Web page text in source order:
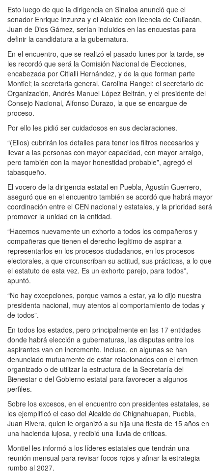
Esto luego de que la dirigencia en Sinaloa anunció que el
senador Enrique Inzunza y el Alcalde con licencia de Culiacán,
Juan de Dios Gámez, serían incluidos en las encuestas para
definir la candidatura a la gubernatura.
En el encuentro, que se realizó el pasado lunes por la tarde, se
les recordó que será la Comisión Nacional de Elecciones,
encabezada por Citlalli Hernández, y de la que forman parte
Montiel; la secretaria general, Carolina Rangel; el secretario de
Organización, Andrés Manuel López Beltrán, y el presidente del
Consejo Nacional, Alfonso Durazo, la que se encargue de
proceso.
Por ello les pidió ser cuidadosos en sus declaraciones.
“(Ellos) cubrirán los detalles para tener los filtros necesarios y
llevar a las personas con mayor capacidad, con mayor arraigo,
pero también con la mayor honestidad probable”, agregó el
tabasqueño.
El vocero de la dirigencia estatal en Puebla, Agustín Guerrero,
aseguró que en el encuentro también se acordó que habrá mayor
coordinación entre el CEN nacional y estatales, y la prioridad será
promover la unidad en la entidad.
“Hacemos nuevamente un exhorto a todos los compañeros y
compañeras que tienen el derecho legítimo de aspirar a
representarlos en los procesos ciudadanos, en los procesos
electorales, a que circunscriban su actitud, sus prácticas, a lo que
el estatuto de esta vez. Es un exhorto parejo, para todos”,
apuntó.
“No hay excepciones, porque vamos a estar, ya lo dijo nuestra
presidenta nacional, muy atentos al comportamiento de todas y
de todos”.
En todos los estados, pero principalmente en las 17 entidades
donde habrá elección a gubernaturas, las disputas entre los
aspirantes van en incremento. Incluso, en algunas se han
denunciado mutuamente de estar relacionados con el crimen
organizado o de utilizar la estructura de la Secretaría del
Bienestar o del Gobierno estatal para favorecer a algunos
perfiles.
Sobre los excesos, en el encuentro con presidentes estatales, se
les ejemplificó el caso del Alcalde de Chignahuapan, Puebla,
Juan Rivera, quien le organizó a su hija una fiesta de 15 años en
una hacienda lujosa, y recibió una lluvia de críticas.
Montiel les informó a los líderes estatales que tendrán una
reunión mensual para revisar focos rojos y afinar la estrategia
rumbo al 2027.